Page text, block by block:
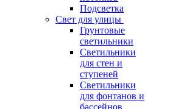
Подсветка
Свет для улицы
Грунтовые
светильники
Светильники
для стен и
ступеней
Светильники
для фонтанов и
бассейнов